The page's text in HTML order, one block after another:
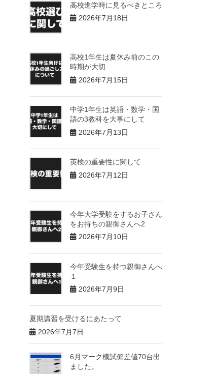
高校進学時に見るべきところ
2026年7月18日
高校1年生は夏休み前のこの
時期が大切
2026年7月15日
中学1年生は英語・数学・国
語の3教科を大事にして
2026年7月13日
英検の重要性に関して
2026年7月12日
今年大学受験をするお子さん
をお持ちの親御さんへ2
2026年7月10日
今年受験生を持つ親御さんへ
１
2026年7月9日
夏期講習を受けるにあたって
2026年7月7日
6月マーク模試偏差値70台出
ました。